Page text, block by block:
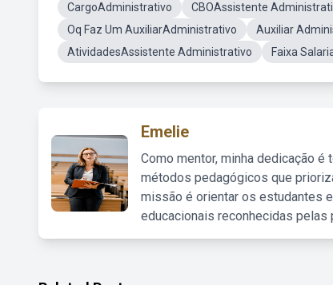
CargoAdministrativo
CBOAssistente
Oq Faz Um AuxiliarAdministrativo
Auxiliar
AtividadesAssistente Administrativo
Faixa
Emelie
Como mentor, minha dedicação
métodos pedagógicos que
missão é orientar os estudantes
educacionais reconhecidas pelas